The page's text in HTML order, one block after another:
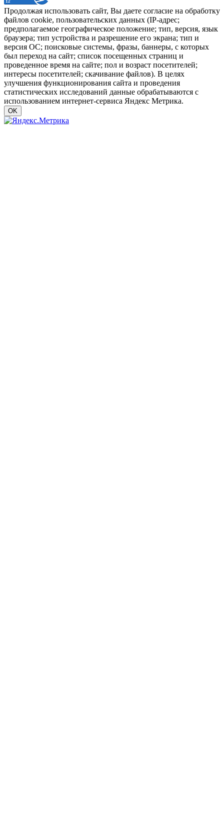
Продолжая использовать сайт, Вы даете согласие на обработку
файлов cookie, пользовательских данных (IP-адрес;
предполагаемое географическое положение; тип, версия, язык
браузера; тип устройства и разрешение его экрана; тип и
версия ОС; поисковые системы, фразы, баннеры, с которых
был переход на сайт; список посещенных страниц и
проведенное время на сайте; пол и возраст посетителей;
интересы посетителей; скачивание файлов). В целях
улучшения функционирования сайта и проведения
статистических исследований данные обрабатываются с
использованием интернет-сервиса Яндекс Метрика.
OK